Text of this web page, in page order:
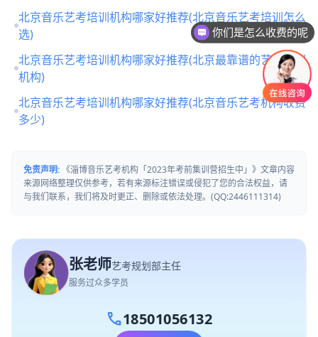
北京音乐艺考培训机构哪家好推荐(北京音乐艺考培训怎么
选)
北京音乐艺考培训机构哪家好推荐(北京最靠谱的艺考培训
机构)
北京音乐艺考培训机构哪家好推荐(北京音乐艺考机构收费
多少)
免责声明: 《淄博音乐艺考机构「2023年考前集训营招生中」》文章内容
来源网络整理仅供参考，若有来源标注错误或侵犯了您的合法权益，请
与我们联系，我们将及时更正、删除或依法处理。(QQ:2446111314)
张老师艺考规划部主任
服务过众多学员
call18501056132
你们是怎么收费的呢